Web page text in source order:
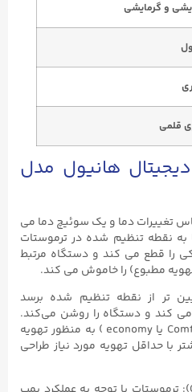
و گرمایشی
هانیول مدل
تغییرات دما و یک سوئیچ دما می
نقطه تنظیم شده در ترموستات
را قطع می‌ کند و دستگاه مرتبط
مطبوع) را خاموش می‌ کند.
تر از نقطه تنظیم شده برسد
کند و دستگاه را روشن می‌کند.
حالت تنظیم دمای خودکار ( Comfort یا economy ) به منظور تهویه
با حداقل تهویه مورد نیاز طراحی